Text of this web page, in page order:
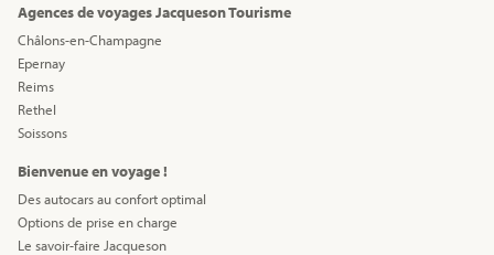
Agences de voyages Jacqueson Tourisme
Châlons-en-Champagne
Epernay
Reims
Rethel
Soissons
Bienvenue en voyage !
Des autocars au confort optimal
Options de prise en charge
Le savoir-faire Jacqueson